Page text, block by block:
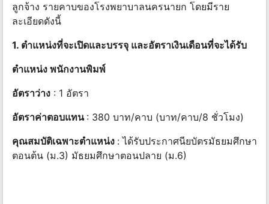
ลูกจ้าง รายคาบของโรงพยาบาลนครนายก โดยมีราย
ละเอียดดังนี้
1. ตำแหน่งที่จะเปิดและบรรจุ และอัตราเงินเดือนที่จะได้รับ
ตำแหน่ง พนักงานพิมพ์
อัตราว่าง : 1 อัตรา
อัตราค่าตอบแทน : 380 บาท/คาบ (บาท/คาบ/8 ชั่วโมง)
คุณสมบัติเฉพาะตำแหน่ง : ได้รับประกาศนียบัตรมัธยมศึกษา
ตอนต้น (ม.3) มัธยมศึกษาตอนปลาย (ม.6)